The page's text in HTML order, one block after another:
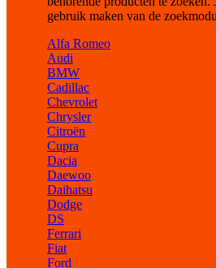
gebruik maken van de
Alfa Romeo
Audi
BMW
Cadillac
Chevrolet
Chrysler
Citroën
Cupra
Dacia
Daewoo
Daihatsu
Dodge
DS
Ferrari
Fiat
Ford